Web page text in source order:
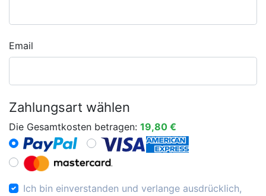
Email
Zahlungsart wählen
Die Gesamtkosten betragen: 19,80 €
Ich bin einverstanden und verlange ausdrücklich,